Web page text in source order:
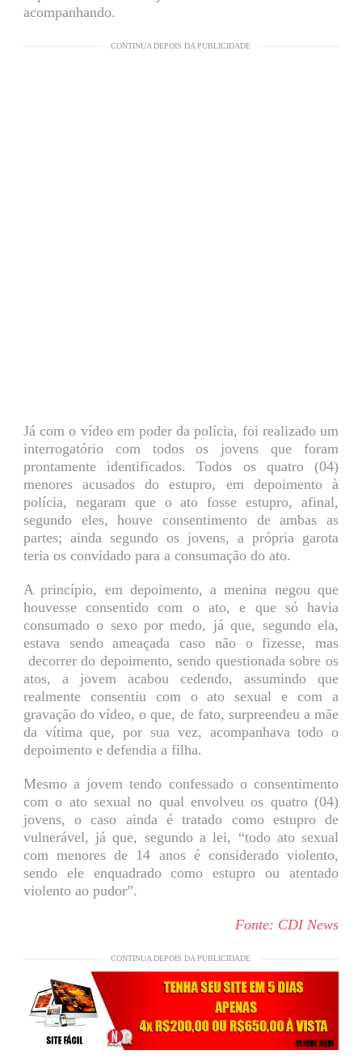
acompanhando.
CONTINUA DEPOIS DA PUBLICIDADE
Já com o vídeo em poder da polícia, foi realizado um
interrogatório com todos os jovens que foram
prontamente identificados. Todos os quatro (04)
menores acusados do estupro, em depoimento à
polícia, negaram que o ato fosse estupro, afinal,
segundo eles, houve consentimento de ambas as
partes; ainda segundo os jovens, a própria garota
teria os convidado para a consumação do ato.
A princípio, em depoimento, a menina negou que
houvesse consentido com o ato, e que só havia
consumado o sexo por medo, já que, segundo ela,
estava sendo ameaçada caso não o fizesse, mas
decorrer do depoimento, sendo questionada sobre os
atos, a jovem acabou cedendo, assumindo que
realmente consentiu com o ato sexual e com a
gravação do vídeo, o que, de fato, surpreendeu a mãe
da vítima que, por sua vez, acompanhava todo o
depoimento e defendia a filha.
Mesmo a jovem tendo confessado o consentimento
com o ato sexual no qual envolveu os quatro (04)
jovens, o caso ainda é tratado como estupro de
vulnerável, já que, segundo a lei, “todo ato sexual
com menores de 14 anos é considerado violento,
sendo ele enquadrado como estupro ou atentado
violento ao pudor”.
Fonte: CDI News
CONTINUA DEPOIS DA PUBLICIDADE